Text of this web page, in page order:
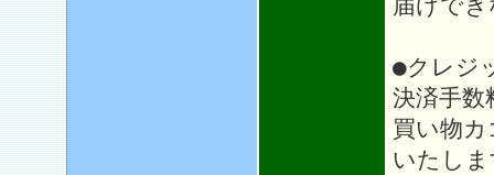
●クレジ
決済手数
買い物
いたし